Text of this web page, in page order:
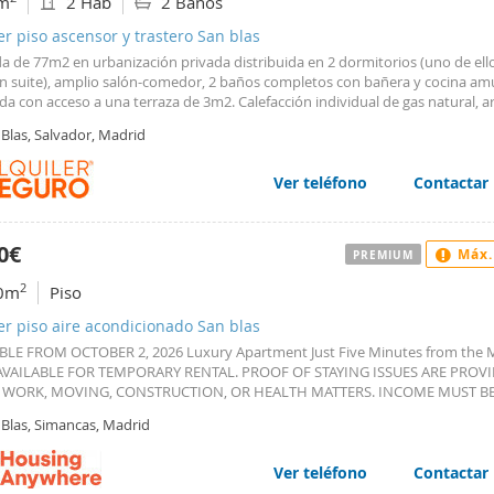
piso ascensor y trastero San blas
de 77m2 en urbanización privada distribuida en 2 dormitorios (uno de
suite), amplio salón-comedor, 2 baños completos con bañera y cocina
con acceso a una terraza de 3m2. Calefacción individual de gas natural,
de comunidad, plaza de garaje y trastero incluidos en el precio de renta.
con todos los servicios, a 2 minutos del Metro Suanzes (Línea 5).
Salvador, Madrid
Ver teléfono Contactar
2 Piso
piso aire acondicionado San blas
FROM OCTOBER 2, 2026 Luxury Apartment Just Five Minutes from the
FOR TEMPORARY RENTAL. PROOF OF STAYING ISSUES ARE
WORK, MOVING, CONSTRUCTION, OR HEALTH MATTERS. INCOME MUST
convenience in this spectacular apartment. The spacious living-
an elegant corner sofa and an impressive 85-inch Smart TV, ideal for
cozy winter nights with a home theater experience. Underfloor heating
Simancas, Madrid
Ver teléfono Contactar
PREMIUM